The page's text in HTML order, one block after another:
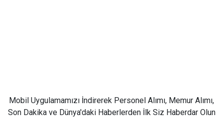
Mobil Uygulamamızı İndirerek Personel Alımı, Memur Alımı,
Son Dakika ve Dünya'daki Haberlerden İlk Siz Haberdar Olun